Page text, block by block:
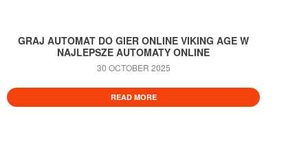
GRAJ AUTOMAT DO GIER ONLINE VIKING AGE W
NAJLEPSZE AUTOMATY ONLINE
30 OCTOBER 2025
READ MORE